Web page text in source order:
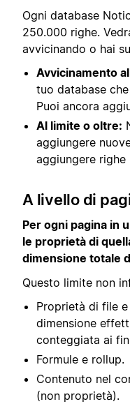
Ogni database
250.000 righe.
avvicinando o hai
Avvicinamento
tuo database
Puoi ancora
Al limite o oltre:
aggiungere
aggiungere
A livello di
Per ogni pagina in
le proprietà di
dimensione totale
Questo limite non
Proprietà di file
dimensione
conteggiata ai
Formule e rollup.
Contenuto nel
(non proprietà).